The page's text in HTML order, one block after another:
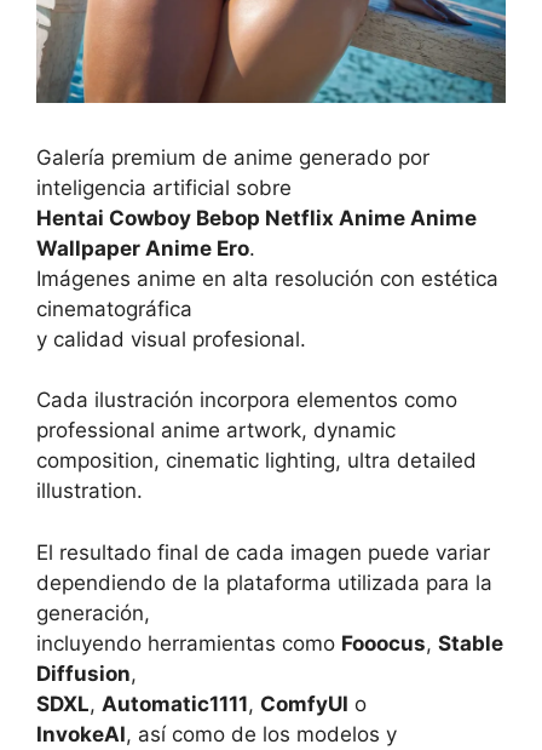
Galería premium de anime generado por
inteligencia artificial sobre
Hentai Cowboy Bebop Netflix Anime Anime
Wallpaper Anime Ero.
Imágenes anime en alta resolución con estética
cinematográfica
y calidad visual profesional.
Cada ilustración incorpora elementos como
professional anime artwork, dynamic
composition, cinematic lighting, ultra detailed
illustration.
El resultado final de cada imagen puede variar
dependiendo de la plataforma utilizada para la
generación,
incluyendo herramientas como Fooocus, Stable
Diffusion,
SDXL, Automatic1111, ComfyUI o
InvokeAI, así como de los modelos y